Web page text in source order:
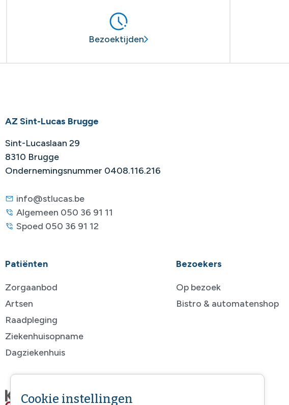
Bezoektijden
AZ Sint-Lucas Brugge
Sint-Lucaslaan 29
8310 Brugge
Ondernemingsnummer 0408.116.216
info@stlucas.be
Algemeen 050 36 91 11
Spoed 050 36 91 12
Patiënten
Zorgaanbod
Artsen
Raadpleging
Ziekenhuisopname
Dagziekenhuis
Bezoekers
Op bezoek
Bistro & automatenshop
Cookie instellingen